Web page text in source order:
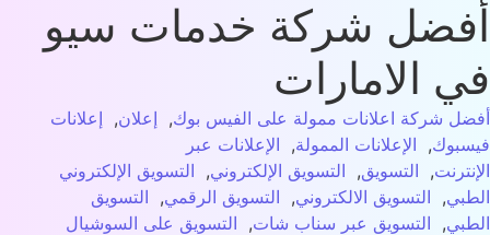
شركة خدمات سيو
الامارات
شركة اعلانات ممولة على الفيس بوك,إعلان,إعلانات
,الإعلانات الممولة,الإعلانات عبر
,التسويق,التسويق الإلكتروني, التسويق الإلكتروني
, التسويق الالكتروني, التسويق الرقمي, التسويق
, التسويق عبر سناب شات,التسويق على السوشيال